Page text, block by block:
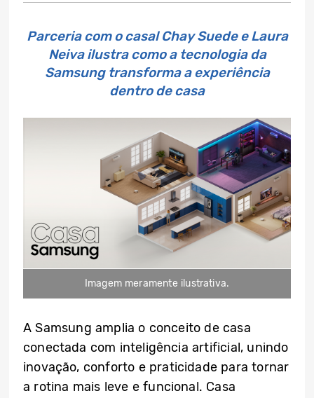
Parceria com o casal Chay Suede e Laura
Neiva ilustra como a tecnologia da
Samsung transforma a experiência
dentro de casa
Imagem meramente ilustrativa.
A Samsung amplia o conceito de casa
conectada com inteligência artificial, unindo
inovação, conforto e praticidade para tornar
a rotina mais leve e funcional. Casa